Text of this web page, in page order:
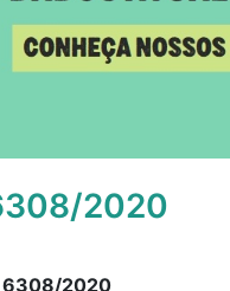
2020
6308/2020